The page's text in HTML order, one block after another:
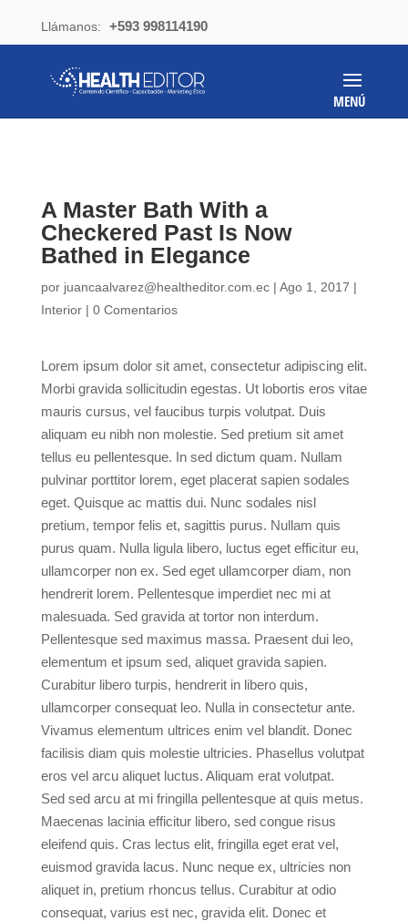
Llámanos: +593 998114190
A Master Bath With a
Checkered Past Is Now
Bathed in Elegance
por juancaalvarez@healtheditor.com.ec| Ago 1, 2017 |
Interior| 0 Comentarios
Lorem ipsum dolor sit amet, consectetur adipiscing elit.
Morbi gravida sollicitudin egestas. Ut lobortis eros vitae
mauris cursus, vel faucibus turpis volutpat. Duis
aliquam eu nibh non molestie. Sed pretium sit amet
tellus eu pellentesque. In sed dictum quam. Nullam
pulvinar porttitor lorem, eget placerat sapien sodales
eget. Quisque ac mattis dui. Nunc sodales nisl
pretium, tempor felis et, sagittis purus. Nullam quis
purus quam. Nulla ligula libero, luctus eget efficitur eu,
ullamcorper non ex. Sed eget ullamcorper diam, non
hendrerit lorem. Pellentesque imperdiet nec mi at
malesuada. Sed gravida at tortor non interdum.
Pellentesque sed maximus massa. Praesent dui leo,
elementum et ipsum sed, aliquet gravida sapien.
Curabitur libero turpis, hendrerit in libero quis,
ullamcorper consequat leo. Nulla in consectetur ante.
Vivamus elementum ultrices enim vel blandit. Donec
facilisis diam quis molestie ultricies. Phasellus volutpat
eros vel arcu aliquet luctus. Aliquam erat volutpat.
Sed sed arcu at mi fringilla pellentesque at quis metus.
Maecenas lacinia efficitur libero, sed congue risus
eleifend quis. Cras lectus elit, fringilla eget erat vel,
euismod gravida lacus. Nunc neque ex, ultricies non
aliquet in, pretium rhoncus tellus. Curabitur at odio
consequat, varius est nec, gravida elit. Donec et